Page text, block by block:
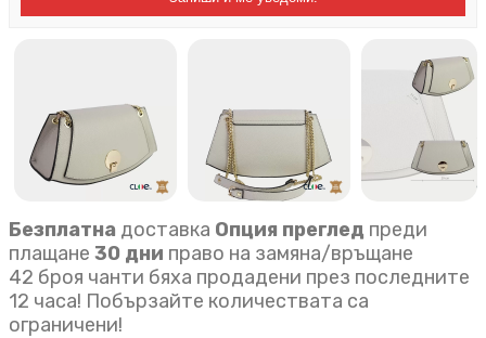
Безплатна доставка Опция преглед преди
плащане 30 дни право на замяна/връщане
42 броя чанти бяха продадени през последните
12 часа! Побързайте количествата са
ограничени!